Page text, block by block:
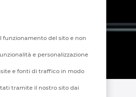
funzionamento del sito e non
e personalizzazione
e fonti di traffico in modo
tramite il nostro sito dai